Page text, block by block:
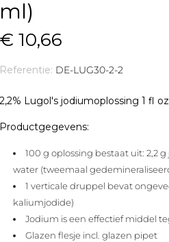
ml)
€ 10,66
Referentie: DE-LUG30-2-2
2,2% Lugol's jodiumoplossing 1 fl
Productgegevens:
100 g oplossing bestaat uit: 2,2
water (tweemaal
1 verticale druppel bevat
kaliumjodide)
Jodium is een effectief middel
Glazen flesje incl. glazen pipet